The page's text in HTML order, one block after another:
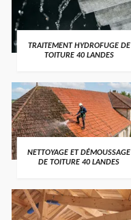
TRAITEMENT HYDROFUGE DE
TOITURE 40 LANDES
NETTOYAGE ET DÉMOUSSAGE
DE TOITURE 40 LANDES